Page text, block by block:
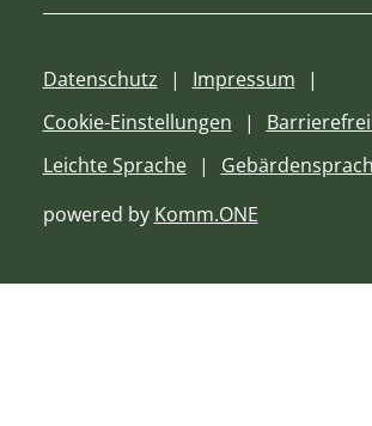
Datenschutz
Impressum
Cookie-Einstellungen
Leichte Sprache
powered by Komm.ONE